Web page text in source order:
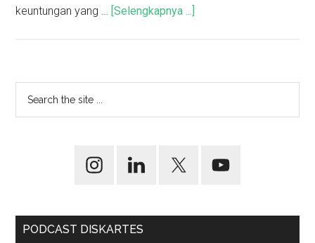
keuntungan yang … [Selengkapnya ...]
PODCAST DISKARTES